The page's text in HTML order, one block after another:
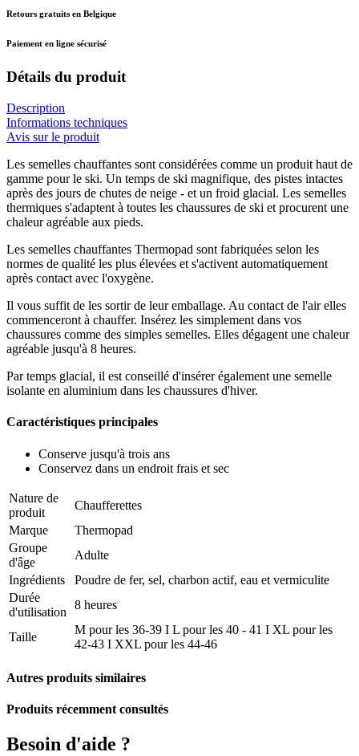
Retours gratuits en Belgique
Paiement en ligne sécurisé
Détails du produit
Description
Informations techniques
Avis sur le produit
Les semelles chauffantes sont considérées comme un produit haut de
gamme pour le ski. Un temps de ski magnifique, des pistes intactes
après des jours de chutes de neige - et un froid glacial. Les semelles
thermiques s'adaptent à toutes les chaussures de ski et procurent une
chaleur agréable aux pieds.
Les semelles chauffantes Thermopad sont fabriquées selon les
normes de qualité les plus élevées et s'activent automatiquement
après contact avec l'oxygène.
Il vous suffit de les sortir de leur emballage. Au contact de l'air elles
commenceront à chauffer. Insérez les simplement dans vos
chaussures comme des simples semelles. Elles dégagent une chaleur
agréable jusqu'à 8 heures.
Par temps glacial, il est conseillé d'insérer également une semelle
isolante en aluminium dans les chaussures d'hiver.
Caractéristiques principales
Conserve jusqu'à trois ans
Conservez dans un endroit frais et sec
Nature de
produit
Chaufferettes
Marque
Thermopad
Groupe
d'âge
Adulte
Ingrédients
Poudre de fer, sel, charbon actif, eau et vermiculite
Durée
d'utilisation
8 heures
Taille
M pour les 36-39 I L pour les 40 - 41 I XL pour les
42-43 I XXL pour les 44-46
Autres produits similaires
Produits récemment consultés
Besoin d'aide ?